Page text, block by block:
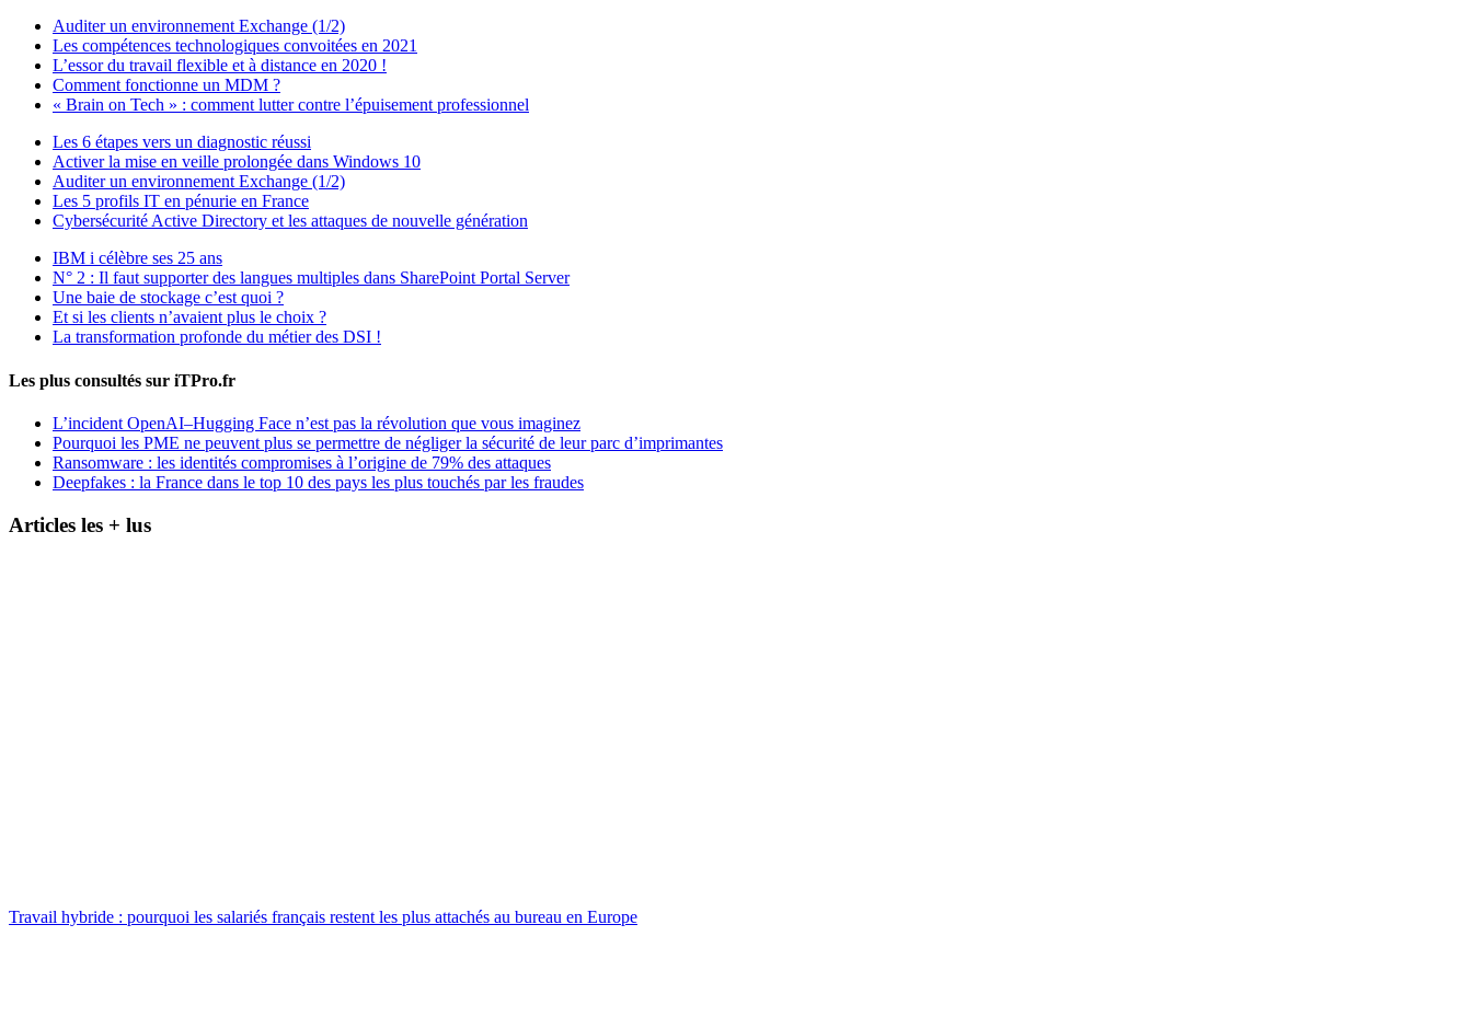
Auditer un environnement Exchange (1/2)
Les compétences technologiques convoitées en 2021
L’essor du travail flexible et à distance en 2020 !
Comment fonctionne un MDM ?
« Brain on Tech » : comment lutter contre l’épuisement professionnel
Les 6 étapes vers un diagnostic réussi
Activer la mise en veille prolongée dans Windows 10
Auditer un environnement Exchange (1/2)
Les 5 profils IT en pénurie en France
Cybersécurité Active Directory et les attaques de nouvelle génération
IBM i célèbre ses 25 ans
N° 2 : Il faut supporter des langues multiples dans SharePoint Portal Server
Une baie de stockage c’est quoi ?
Et si les clients n’avaient plus le choix ?
La transformation profonde du métier des DSI !
Les plus consultés sur iTPro.fr
L’incident OpenAI–Hugging Face n’est pas la révolution que vous imaginez
Pourquoi les PME ne peuvent plus se permettre de négliger la sécurité de leur parc d’imprimantes
Ransomware : les identités compromises à l’origine de 79% des attaques
Deepfakes : la France dans le top 10 des pays les plus touchés par les fraudes
Articles les + lus
Travail hybride : pourquoi les salariés français restent les plus attachés au bureau en Europe